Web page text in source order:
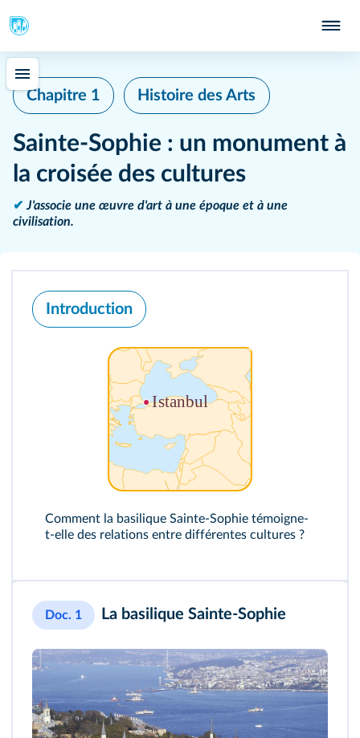
Chapitre 1 Histoire des Arts
Sainte-Sophie : un monument à
la croisée des cultures
✔ J'associe une œuvre d'art à une époque et à une
civilisation.
Introduction
Comment la basilique Sainte-Sophie témoigne-
t-elle des relations entre différentes cultures ?
Doc. 1 La basilique Sainte-Sophie